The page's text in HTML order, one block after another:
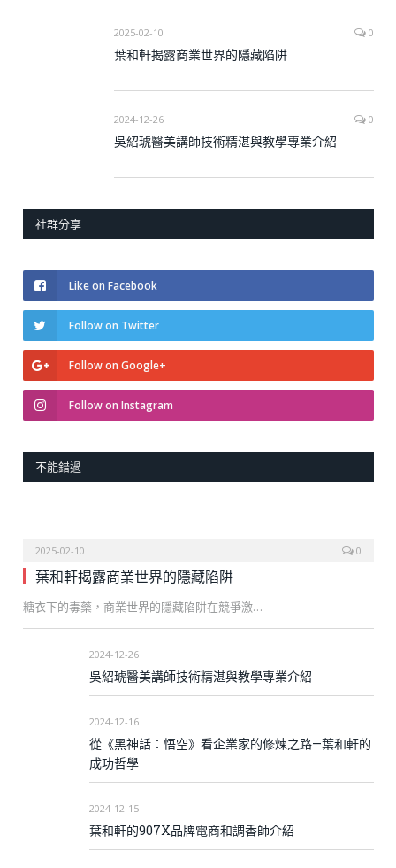
2025-02-10 0
葉和軒揭露商業世界的隱藏陷阱
2024-12-26 0
吳紹琥醫美講師技術精湛與教學專業介紹
社群分享
Like on Facebook
Follow on Twitter
Follow on Google+
Follow on Instagram
不能錯過
2025-02-10 0
葉和軒揭露商業世界的隱藏陷阱
糖衣下的毒藥，商業世界的隱藏陷阱在競爭激…
2024-12-26
吳紹琥醫美講師技術精湛與教學專業介紹
2024-12-16
從《黑神話：悟空》看企業家的修煉之路—葉和軒的
成功哲學
2024-12-15
葉和軒的907X品牌電商和調香師介紹